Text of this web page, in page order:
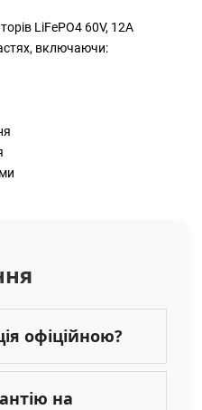
LiFePO4 60V, 12A
включаючи:
офіційною?
на